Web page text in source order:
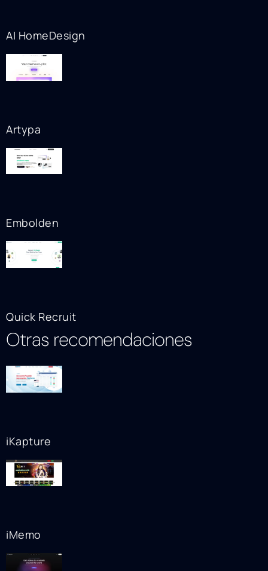
AI HomeDesign
Artypa
Embolden
Quick Recruit
Otras recomendaciones
iKapture
iMemo